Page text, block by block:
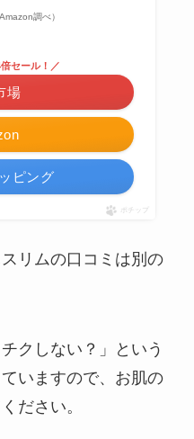
調べ）
セール！／
場
ピング
ポチップ
リムの口コミは別の
クしない？」という
いますので、お肌の
ださい。